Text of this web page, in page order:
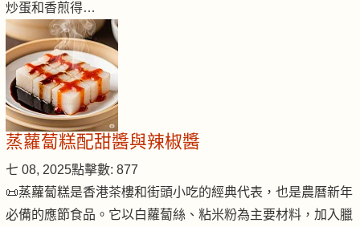
炒蛋和香煎得…
蒸蘿蔔糕配甜醬與辣椒醬
七 08, 2025點擊數: 877
📜蒸蘿蔔糕是香港茶樓和街頭小吃的經典代表，也是農曆新年
必備的應節食品。它以白蘿蔔絲、粘米粉為主要材料，加入臘